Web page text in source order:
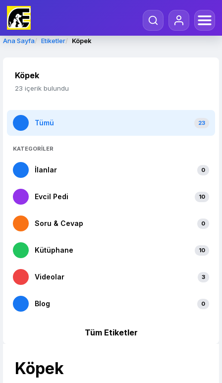
Ana Sayfa Etiketler Köpek
Köpek
23 içerik bulundu
Tümü 23
KATEGORİLER
İlanlar 0
Evcil Pedi 10
Soru & Cevap 0
Kütüphane 10
Videolar 3
Blog 0
Tüm Etiketler
Köpek